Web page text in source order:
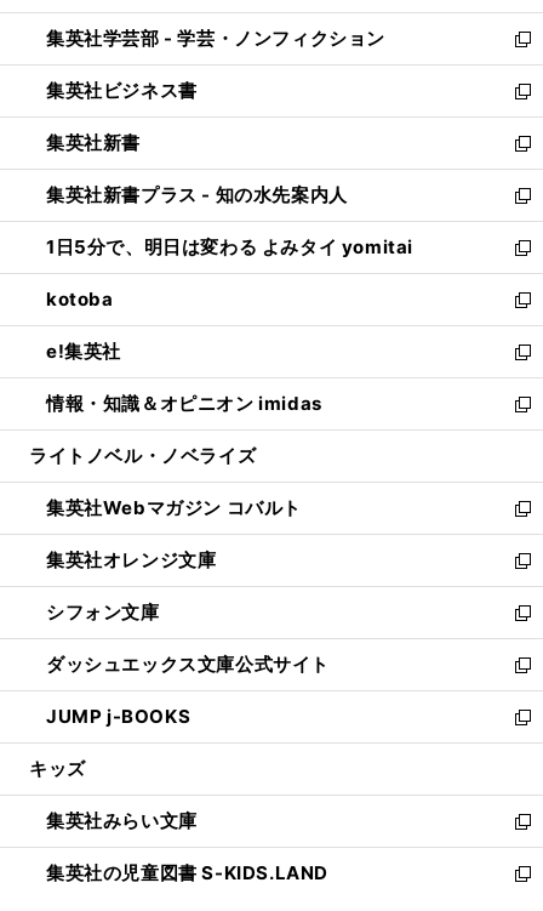
開
く
ウ
で
開
く
ン
ド
ウ
で
開
く
ウ
ィ
ン
ド
ウ
で
開
く
集英社学芸部 - 学芸・ノンフィクション
新
し
い
ウ
ィ
ン
ド
ウ
で
開
く
集英社ビジネス書
新
し
い
ウ
ィ
ン
ド
ウ
で
開
く
集英社新書
新
し
い
ウ
ィ
ン
ド
ウ
で
開
く
集英社新書プラス - 知の水先案内人
新
し
い
ウ
ィ
ン
ド
ウ
で
開
1日5分で、明日は変わる よみタイ yomitai
新
し
い
ウ
ィ
ン
ド
ウ
開
く
kotoba
新
し
い
ウ
ィ
ン
ウ
で
開
く
e!集英社
新
し
い
ウ
ン
ド
ウ
で
開
く
情報・知識＆オピニオン imidas
新
し
ウ
ィ
ン
ド
ウ
で
開
く
ライトノベル・ノベライズ
集英社Webマガジン コバルト
新
し
い
ウ
ィ
ン
ド
ウ
で
開
集英社オレンジ文庫
新
し
い
ウ
ィ
ン
ド
ウ
開
く
シフォン文庫
新
し
い
ウ
ィ
ン
ウ
で
開
く
ダッシュエックス文庫公式サイト
新
し
い
ウ
ン
ド
ウ
で
JUMP j-BOOKS
新
し
ウ
ィ
ン
ド
キッズ
集英社みらい文庫
新
し
い
集英社の児童図書 S-KIDS.LAND
新